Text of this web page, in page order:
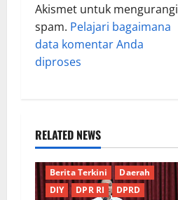
Akismet untuk mengurangi
spam. Pelajari bagaimana
data komentar Anda
diproses
RELATED NEWS
Berita Terkini
Daerah
DIY
DPR RI
DPRD